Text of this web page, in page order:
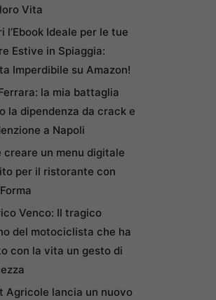
Vita
l’Ebook Ideale per le tue
Estive in Spiaggia:
Imperdibile su Amazon!
la mia battaglia
la dipendenza da crack e
a Napoli
creare un menu digitale
per il ristorante con
Venco: Il tragico
del motociclista che ha
con la vita un gesto di
Agricole lancia un nuovo